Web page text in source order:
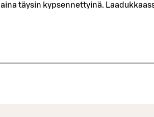
aina täysin kypsennettyinä.